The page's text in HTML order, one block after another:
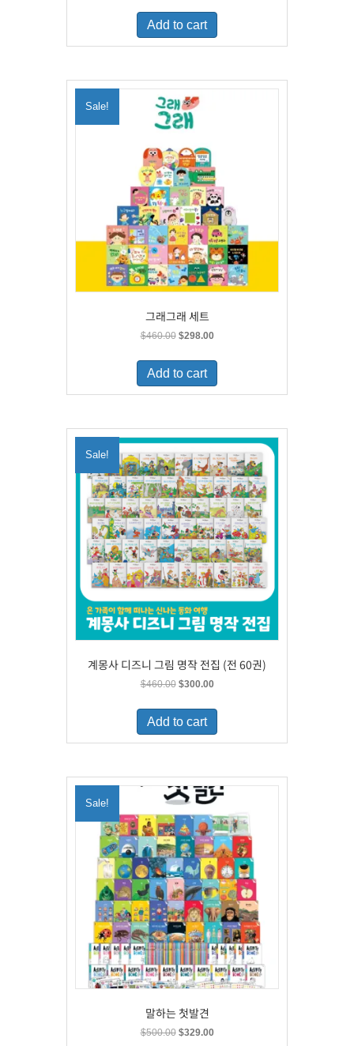
was:
$350.00.
is:
Add to cart
Sale!
그래그래 세트
$460.00 Original
was:
$460.00.
$298.00Current
is:
Add to cart
Sale!
계몽사 디즈니 그림 명작 전집 (전 60권)
$460.00 Original
was:
$460.00.
$300.00Current
is:
Add to cart
Sale!
말하는 첫발견
$500.00 Original
$329.00Current